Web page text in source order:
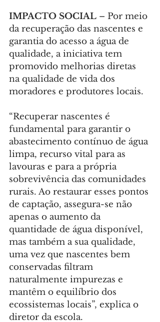
IMPACTO SOCIAL – Por meio
da recuperação das nascentes e
garantia do acesso a água de
qualidade, a iniciativa tem
promovido melhorias diretas
na qualidade de vida dos
moradores e produtores locais.
“Recuperar nascentes é
fundamental para garantir o
abastecimento contínuo de água
limpa, recurso vital para as
lavouras e para a própria
sobrevivência das comunidades
rurais. Ao restaurar esses pontos
de captação, assegura-se não
apenas o aumento da
quantidade de água disponível,
mas também a sua qualidade,
uma vez que nascentes bem
conservadas filtram
naturalmente impurezas e
mantêm o equilíbrio dos
ecossistemas locais”, explica o
diretor da escola.